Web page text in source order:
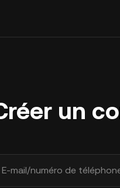
un
E-mail/numéro de